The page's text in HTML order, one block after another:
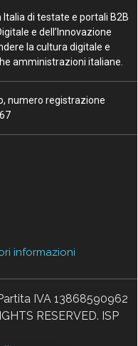
di testate e portali B2B
e dell’Innovazione
la cultura digitale e
amministrazioni italiane.
numero registrazione
informazioni
IVA 13868590962
RESERVED. ISP